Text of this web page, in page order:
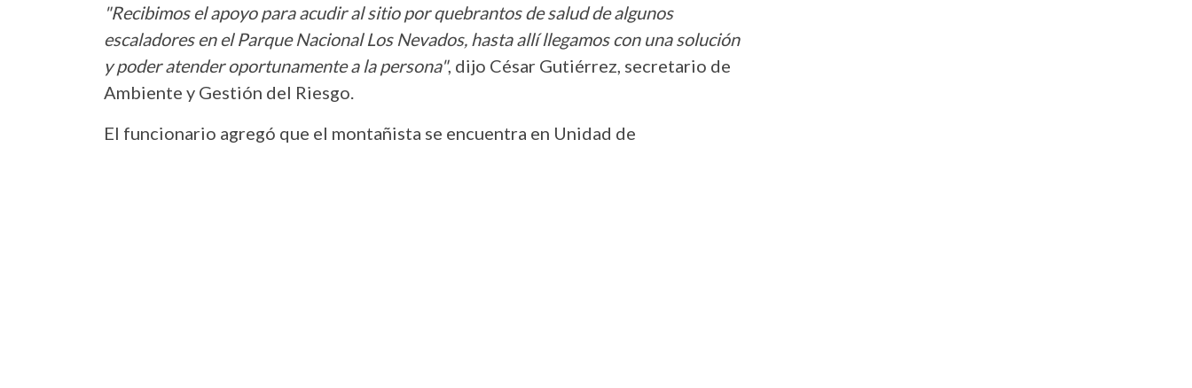
"Recibimos el apoyo para acudir al sitio por quebrantos de salud de algunos
escaladores en el Parque Nacional Los Nevados, hasta allí llegamos con una solución
y poder atender oportunamente a la persona", dijo César Gutiérrez, secretario de
Ambiente y Gestión del Riesgo.
El funcionario agregó que el montañista se encuentra en Unidad de